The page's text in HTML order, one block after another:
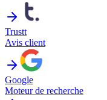
Trustt
Avis client
Google
Moteur de recherche